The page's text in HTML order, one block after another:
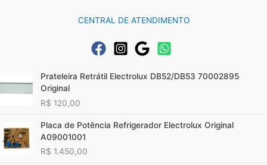
CENTRAL DE ATENDIMENTO
Prateleira Retrátil Electrolux DB52/DB53 70002895
Original
R$ 120,00
Placa de Potência Refrigerador Electrolux Original
A09001001
R$ 1.450,00